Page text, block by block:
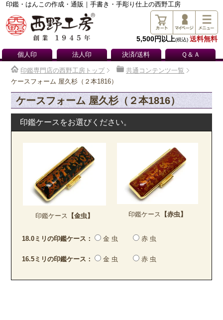
印鑑・はんこの作成・通販｜手書き・手彫り仕上の西野工房
5,500円以上(税込) 送料無料
個人印 法人印 決済/送料 Ｑ＆Ａ
印鑑専門店の西野工房トップ
共通コンテンツ一覧
ケースフォーム 屋久杉（２本1816）
ケースフォーム 屋久杉（２本1816）
印鑑ケースをお選びください。
印鑑ケース 【金虫】 印鑑ケース 【赤虫】
18.0ミリの印鑑ケース： 金 虫 赤 虫
16.5ミリの印鑑ケース： 金 虫 赤 虫